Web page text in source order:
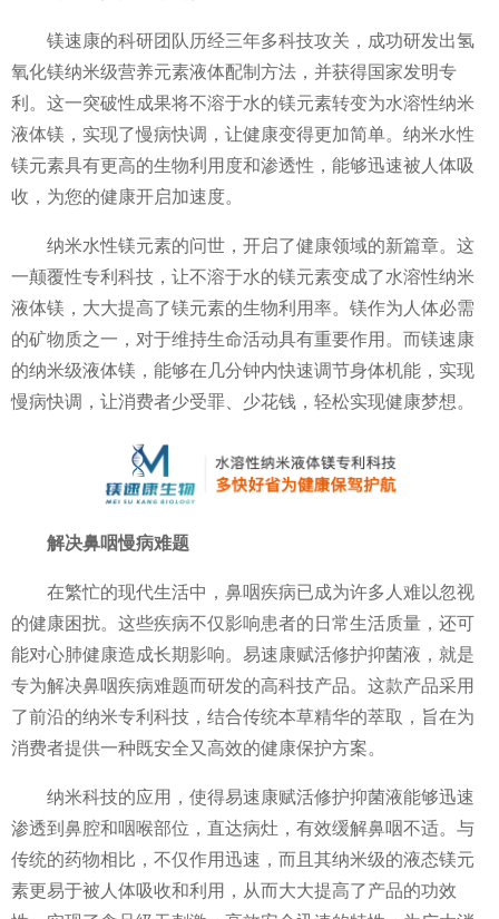
镁速康的科研团队历经三年多科技攻关，成功研发出氢
氧化镁纳米级营养元素液体配制方法，并获得国家发明专
利。这一突破性成果将不溶于水的镁元素转变为水溶性纳米
液体镁，实现了慢病快调，让健康变得更加简单。纳米水性
镁元素具有更高的生物利用度和渗透性，能够迅速被人体吸
收，为您的健康开启加速度。
纳米水性镁元素的问世，开启了健康领域的新篇章。这
一颠覆性专利科技，让不溶于水的镁元素变成了水溶性纳米
液体镁，大大提高了镁元素的生物利用率。镁作为人体必需
的矿物质之一，对于维持生命活动具有重要作用。而镁速康
的纳米级液体镁，能够在几分钟内快速调节身体机能，实现
慢病快调，让消费者少受罪、少花钱，轻松实现健康梦想。
解决鼻咽慢病难题
在繁忙的现代生活中，鼻咽疾病已成为许多人难以忽视
的健康困扰。这些疾病不仅影响患者的日常生活质量，还可
能对心肺健康造成长期影响。易速康赋活修护抑菌液，就是
专为解决鼻咽疾病难题而研发的高科技产品。这款产品采用
了前沿的纳米专利科技，结合传统本草精华的萃取，旨在为
消费者提供一种既安全又高效的健康保护方案。
纳米科技的应用，使得易速康赋活修护抑菌液能够迅速
渗透到鼻腔和咽喉部位，直达病灶，有效缓解鼻咽不适。与
传统的药物相比，不仅作用迅速，而且其纳米级的液态镁元
素更易于被人体吸收和利用，从而大大提高了产品的功效